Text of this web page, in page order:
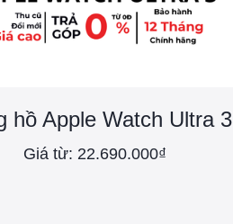
hồ Apple Watch Ultra 3
Giá từ: 22.690.000₫